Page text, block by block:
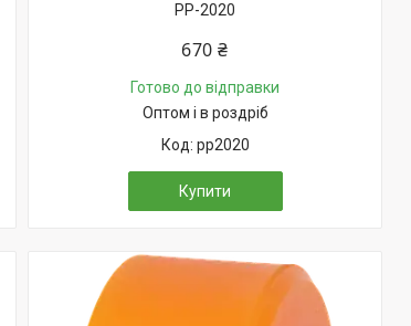
PP-2020
670 ₴
Готово до відправки
Оптом і в роздріб
pp2020
Купити